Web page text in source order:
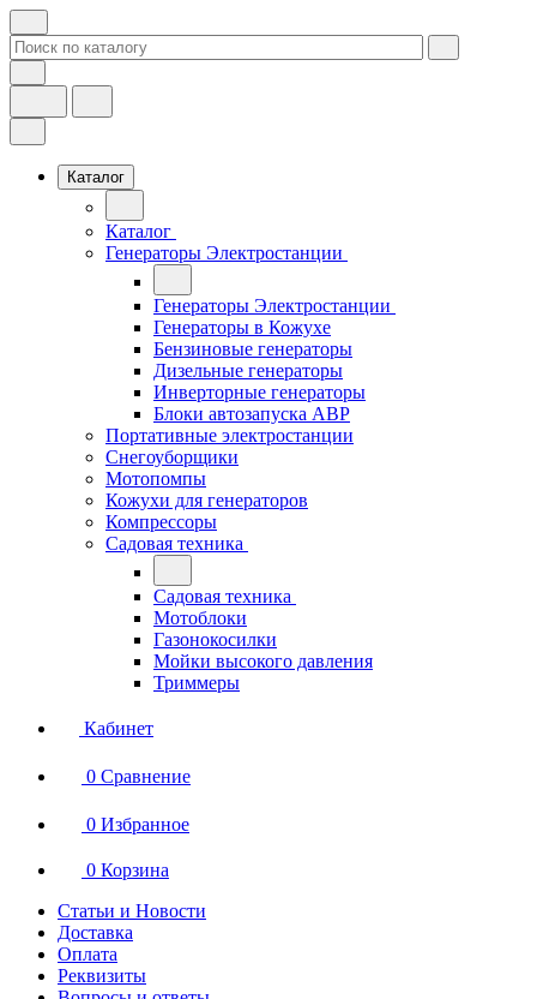
Каталог
Каталог
Генераторы Электростанции
Генераторы Электростанции
Генераторы в Кожухе
Бензиновые генераторы
Дизельные генераторы
Инверторные генераторы
Блоки автозапуска АВР
Портативные электростанции
Снегоуборщики
Мотопомпы
Кожухи для генераторов
Компрессоры
Садовая техника
Садовая техника
Мотоблоки
Газонокосилки
Мойки высокого давления
Триммеры
Кабинет
0 Сравнение
0 Избранное
0 Корзина
Статьи и Новости
Доставка
Оплата
Реквизиты